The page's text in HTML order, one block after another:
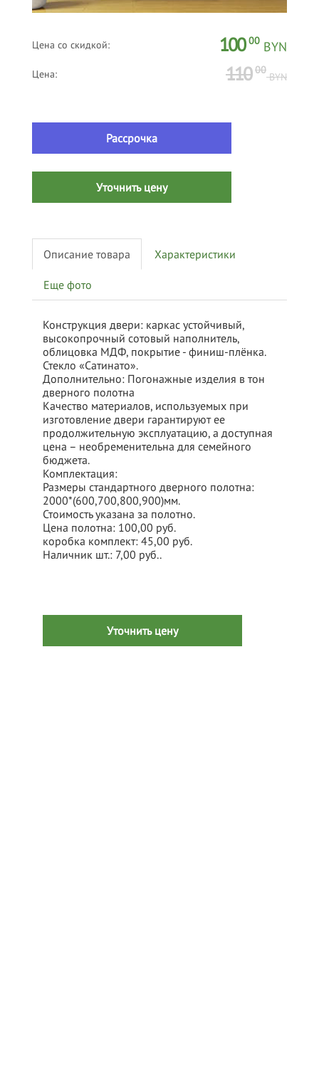
Цена со скидкой: 100 00 BYN
Цена: 110 00
BYN
Рассрочка
Уточнить цену
Описание товара Характеристики
Еще фото
Конструкция двери: каркас устойчивый,
высокопрочный сотовый наполнитель,
облицовка МДФ, покрытие - финиш-плёнка.
Стекло «Сатинато».
Дополнительно: Погонажные изделия в тон
дверного полотна
Качество материалов, используемых при
изготовление двери гарантируют ее
продолжительную эксплуатацию, а доступная
цена – необременительна для семейного
бюджета.
Комплектация:
Размеры стандартного дверного полотна:
2000*(600,700,800,900)мм.
Стоимость указана за полотно.
Цена полотна: 100,00 руб.
коробка комплект: 45,00 руб.
Наличник шт.: 7,00 руб..
Уточнить цену